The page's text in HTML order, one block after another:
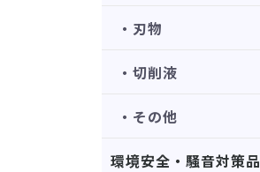
・刃物
・切削液
・その他
環境安全・騒音対策品